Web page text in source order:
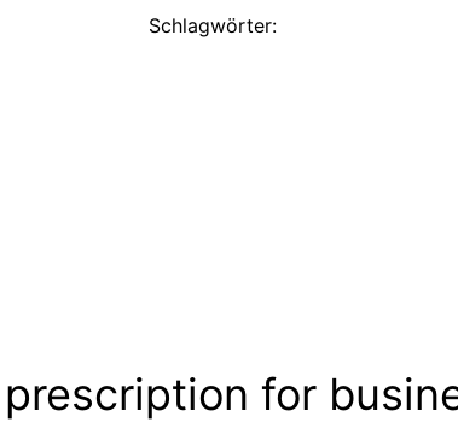
Schlagwörter:
for